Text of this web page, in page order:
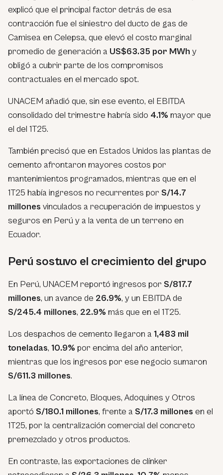
explicó que el principal factor detrás de esa
contracción fue el siniestro del ducto de gas de
Camisea en Celepsa, que elevó el costo marginal
promedio de generación a US$63.35 por MWh y
obligó a cubrir parte de los compromisos
contractuales en el mercado spot.
UNACEM añadió que, sin ese evento, el EBITDA
consolidado del trimestre habría sido 4.1% mayor que
el del 1T25.
También precisó que en Estados Unidos las plantas de
cemento afrontaron mayores costos por
mantenimientos programados, mientras que en el
1T25 había ingresos no recurrentes por S/14.7
millones vinculados a recuperación de impuestos y
seguros en Perú y a la venta de un terreno en
Ecuador.
Perú sostuvo el crecimiento del grupo
En Perú, UNACEM reportó ingresos por S/817.7
millones, un avance de 26.9%, y un EBITDA de
S/245.4 millones, 22.9% más que en el 1T25.
Los despachos de cemento llegaron a 1,483 mil
toneladas, 10.9% por encima del año anterior,
mientras que los ingresos por ese negocio sumaron
S/611.3 millones.
La línea de Concreto, Bloques, Adoquines y Otros
aportó S/180.1 millones, frente a S/17.3 millones en el
1T25, por la centralización comercial del concreto
premezclado y otros productos.
En contraste, las exportaciones de clínker